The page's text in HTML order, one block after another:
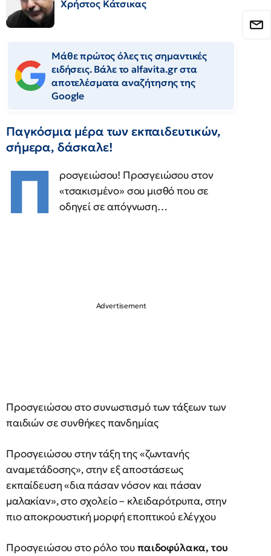
Χρήστος Κάτσικας
Μάθε πρώτος όλες τις σημαντικές
ειδήσεις. Βάλε το alfavita.gr στα
αποτελέσματα αναζήτησης της
Google
Παγκόσμια μέρα των εκπαιδευτικών,
σήμερα, δάσκαλε!
Π
ροσγειώσου! Προσγειώσου στον
«τσακισμένο» σου μισθό που σε
οδηγεί σε απόγνωση…
Προσγειώσου στο συνωστισμό των τάξεων των
παιδιών σε συνθήκες πανδημίας
Προσγειώσου στην τάξη της «ζωντανής
αναμετάδοσης», στην εξ αποστάσεως
εκπαίδευση «δια πάσαν νόσον και πάσαν
μαλακίαν», στο σχολείο – κλειδαρότρυπα, στην
πιο αποκρουστική μορφή εποπτικού ελέγχου
Προσγειώσου στο ρόλο τουπαιδοφύλακα, του